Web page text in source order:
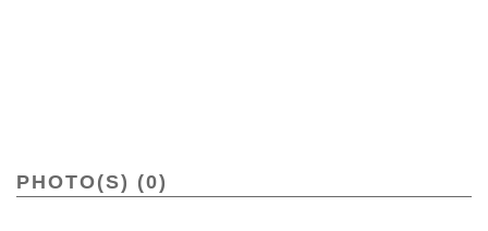
PHOTO(S) (0)